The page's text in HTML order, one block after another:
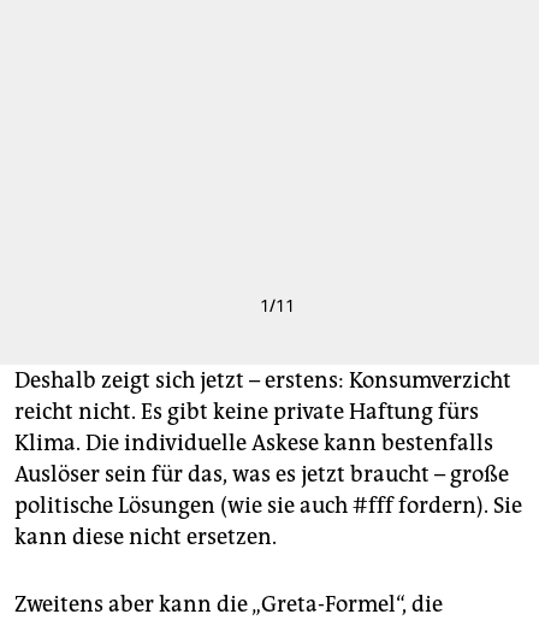
1/11
Deshalb zeigt sich jetzt – erstens: Konsumverzicht
reicht nicht. Es gibt keine private Haftung fürs
Klima. Die individuelle Askese kann bestenfalls
Auslöser sein für das, was es jetzt braucht – große
politische Lösungen (wie sie auch #fff fordern). Sie
kann diese nicht ersetzen.
Zweitens aber kann die „Greta-Formel“, die